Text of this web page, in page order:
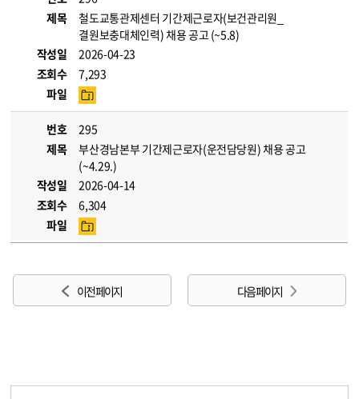
제목
철도교통관제센터 기간제근로자(보건관리원_
결원보충대체인력) 채용 공고 (~5.8)
작성일
2026-04-23
조회수
7,293
파일
번호
295
제목
부산경남본부 기간제근로자(운전담당원) 채용 공고
(~4.29.)
작성일
2026-04-14
조회수
6,304
파일
이전 페이지 다음 페이지